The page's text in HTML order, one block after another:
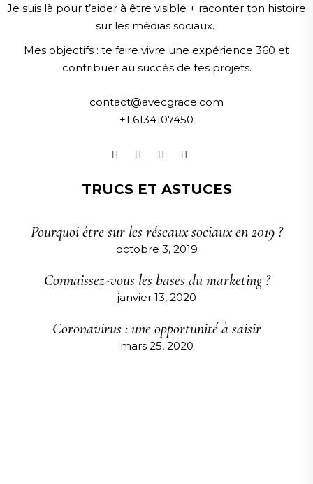
Je suis là pour t’aider à être visible + raconter ton histoire
sur les médias sociaux.
Mes objectifs : te faire vivre une expérience 360 et
contribuer au succès de tes projets.
contact@avecgrace.com
+1 6134107450
TRUCS ET ASTUCES
Pourquoi être sur les réseaux sociaux en 2019 ?
octobre 3, 2019
Connaissez-vous les bases du marketing ?
janvier 13, 2020
Coronavirus : une opportunité à saisir
mars 25, 2020